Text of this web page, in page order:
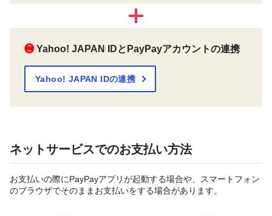
❷ Yahoo! JAPAN IDとPayPayアカウントの連携
Yahoo! JAPAN IDの連携
ネットサービスでのお支払い方法
お支払いの際にPayPayアプリが起動する場合や、スマートフォン
のブラウザでそのままお支払いをする場合があります。